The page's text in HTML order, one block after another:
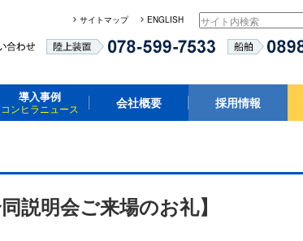
サイトマップ ENGLISH
導入事例
コンヒラニュース 会社概要 採用情報
説明会ご来場のお礼】